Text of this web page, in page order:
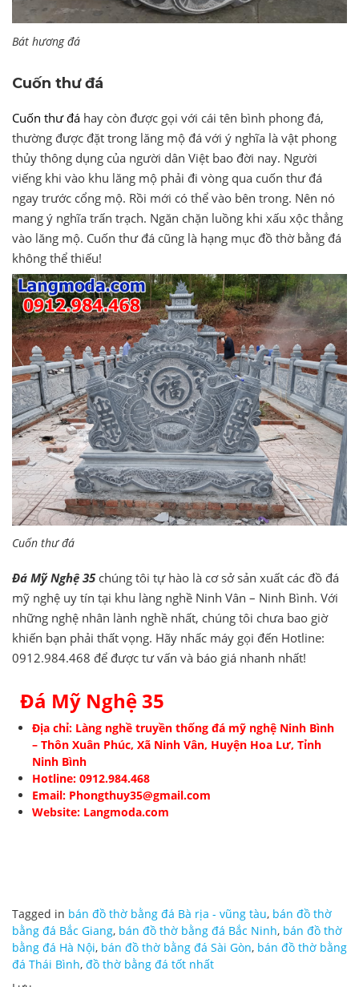
Bát hương đá
Cuốn thư đá
Cuốn thư đá hay còn được gọi với cái tên bình phong đá,
thường được đặt trong lăng mộ đá với ý nghĩa là vật phong
thủy thông dụng của người dân Việt bao đời nay. Người
viếng khi vào khu lăng mộ phải đi vòng qua cuốn thư đá
ngay trước cổng mộ. Rồi mới có thể vào bên trong. Nên nó
mang ý nghĩa trấn trạch. Ngăn chặn luồng khi xấu xộc thẳng
vào lăng mộ. Cuốn thư đá cũng là hạng mục đồ thờ bằng đá
không thể thiếu!
Cuốn thư đá
Đá Mỹ Nghệ 35chúng tôi tự hào là cơ sở sản xuất các đồ đá
mỹ nghệ uy tín tại khu làng nghề Ninh Vân – Ninh Bình. Với
những nghệ nhân lành nghề nhất, chúng tôi chưa bao giờ
khiến bạn phải thất vọng. Hãy nhấc máy gọi đến Hotline:
0912.984.468 để được tư vấn và báo giá nhanh nhất!
Đá Mỹ Nghệ 35
Địa chỉ: Làng nghề truyền thống đá mỹ nghệ Ninh Bình
– Thôn Xuân Phúc, Xã Ninh Vân, Huyện Hoa Lư, Tỉnh
Ninh Bình
Hotline: 0912.984.468
Email: Phongthuy35@gmail.com
Website: Langmoda.com
Tagged in bán đồ thờ bằng đá Bà rịa - vũng tàu, bán đồ thờ
bằng đá Bắc Giang, bán đồ thờ bằng đá Bắc Ninh, bán đồ thờ
bằng đá Hà Nội, bán đồ thờ bằng đá Sài Gòn, bán đồ thờ bằng
đá Thái Bình, đồ thờ bằng đá tốt nhất